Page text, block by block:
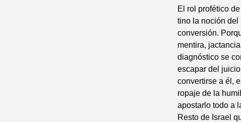
El rol profético
tino la noción del
conversión.
mentira,
diagnóstico se
escapar del
convertirse a él,
ropaje de la
apostarlo todo a
Resto de Israel